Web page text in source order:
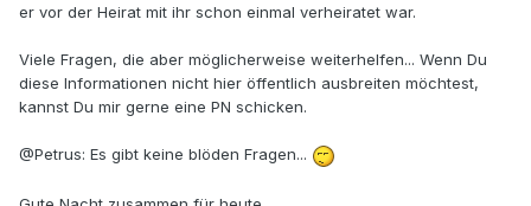
er vor der Heirat mit ihr schon einmal verheiratet war.
Viele Fragen, die aber möglicherweise weiterhelfen... Wenn Du
diese Informationen nicht hier öffentlich ausbreiten möchtest,
kannst Du mir gerne eine PN schicken.
@Petrus: Es gibt keine blöden Fragen...